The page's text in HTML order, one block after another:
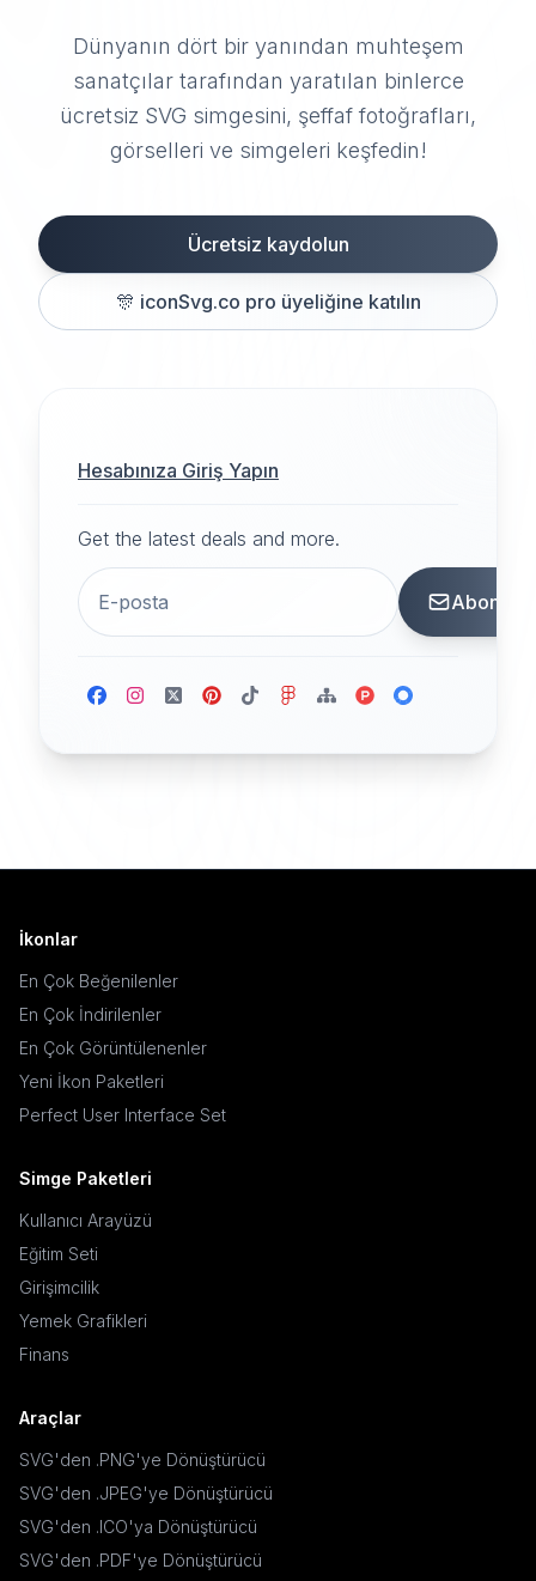
Dünyanın dört bir yanından muhteşem
sanatçılar tarafından yaratılan binlerce
ücretsiz SVG simgesini, şeffaf fotoğrafları,
görselleri ve simgeleri keşfedin!
Ücretsiz kaydolun
🎊 iconSvg.co pro üyeliğine katılın
Hesabınıza Giriş Yapın
Get the latest deals and more.
Abone
İkonlar
En Çok Beğenilenler
En Çok İndirilenler
En Çok Görüntülenenler
Yeni İkon Paketleri
Perfect User Interface Set
Simge Paketleri
Kullanıcı Arayüzü
Eğitim Seti
Girişimcilik
Yemek Grafikleri
Finans
Araçlar
SVG'den .PNG'ye Dönüştürücü
SVG'den .JPEG'ye Dönüştürücü
SVG'den .ICO'ya Dönüştürücü
SVG'den .PDF'ye Dönüştürücü